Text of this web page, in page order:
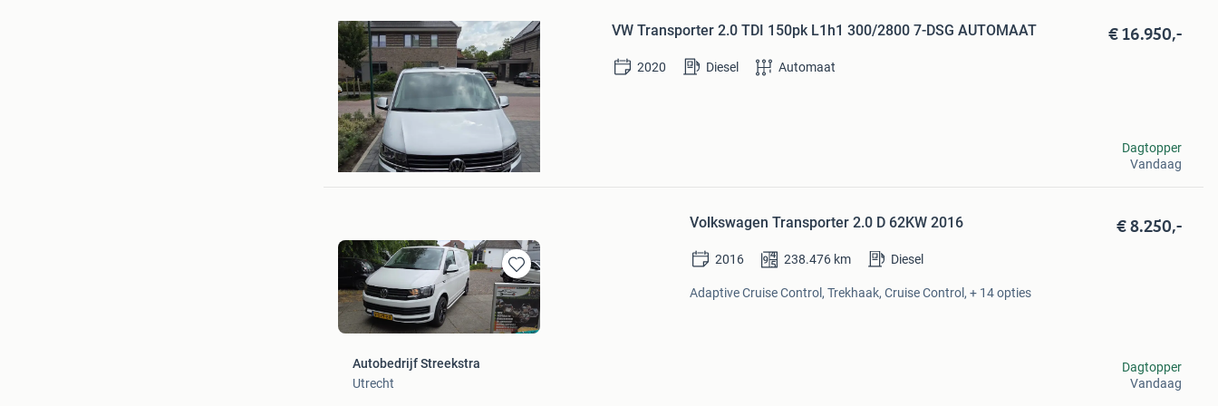
VW Transporter 2.0 TDI 150pk L1h1 300/2800 7-DSG AUTOMAAT € 16.950,-
2020 Diesel Automaat
Autobedrijf Streekstra
Utrecht
Dagtopper
Vandaag
Bewaren
in
Mijn
Favorieten
Volkswagen Transporter 2.0 D 62KW 2016 € 8.250,-
2016 238.476 km Diesel
Adaptive Cruise Control, Trekhaak, Cruise Control, + 14 opties
Autobedrijf Streekstra
Utrecht
Dagtopper
Vandaag